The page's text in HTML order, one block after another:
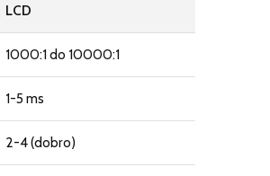
LCD
1000:1 do 10000:1
1-5 ms
2-4 (dobro)